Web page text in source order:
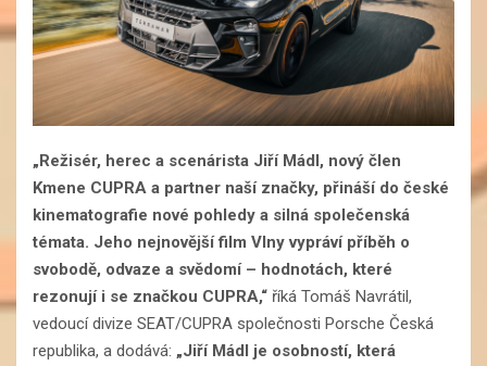
„Režisér, herec a scenárista Jiří Mádl, nový člen
Kmene CUPRA a partner naší značky, přináší do české
kinematografie nové pohledy a silná společenská
témata. Jeho nejnovější film Vlny vypráví příběh o
svobodě, odvaze a svědomí – hodnotách, které
rezonují i se značkou CUPRA,“ říká Tomáš Navrátil,
vedoucí divize SEAT/CUPRA společnosti Porsche Česká
republika, a dodává: „Jiří Mádl je osobností, která